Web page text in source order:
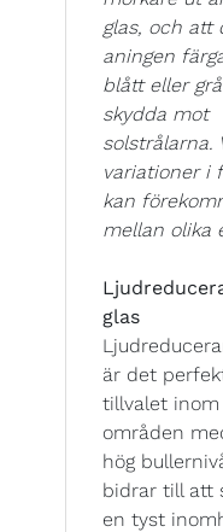
glas, och att
aningen
blått eller
skydda mot
solstrålarna.
variationer i
kan
mellan olika
glas
är det
tillvalet inom
områden
hög
bidrar till att
en tyst